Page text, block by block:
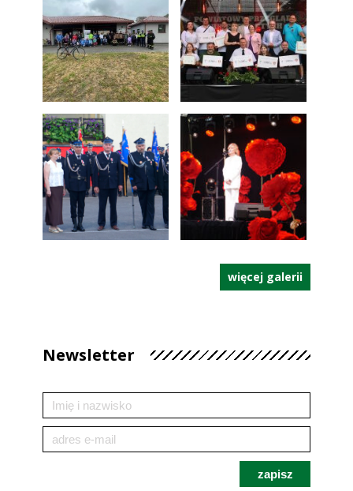
więcej galerii
Newsletter